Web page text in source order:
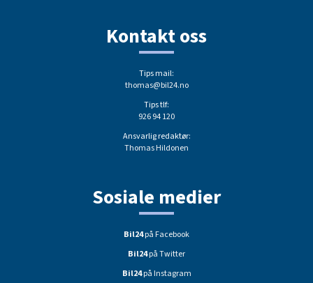
Kontakt oss
Tips mail:
thomas@bil24.no
Tips tlf:
926 94 120
Ansvarlig redaktør:
Thomas Hildonen
Sosiale medier
Bil24på Facebook
Bil24på Twitter
Bil24på Instagram